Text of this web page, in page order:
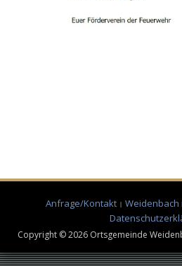
Anfrage/Kontakt Weidenbach
Copyright © 2026 Ortsgemeinde